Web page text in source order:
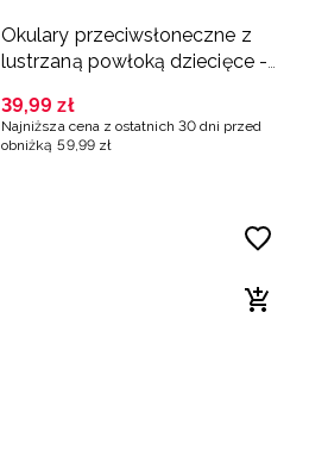
Okulary przeciwsłoneczne z
lustrzaną powłoką dziecięce -
39,99 zł
Najniższa cena z ostatnich 30 dni przed
obniżką 59,99 zł